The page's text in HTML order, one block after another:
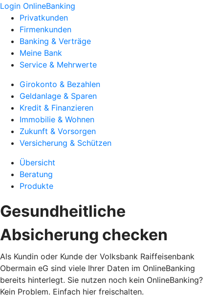
Login OnlineBanking
Privatkunden
Firmenkunden
Banking & Verträge
Meine Bank
Service & Mehrwerte
Girokonto & Bezahlen
Geldanlage & Sparen
Kredit & Finanzieren
Immobilie & Wohnen
Zukunft & Vorsorgen
Versicherung & Schützen
Übersicht
Beratung
Produkte
Gesundheitliche
Absicherung checken
Als Kundin oder Kunde der Volksbank Raiffeisenbank
Obermain eG sind viele Ihrer Daten im OnlineBanking
bereits hinterlegt. Sie nutzen noch kein OnlineBanking?
Kein Problem. Einfach hier freischalten.